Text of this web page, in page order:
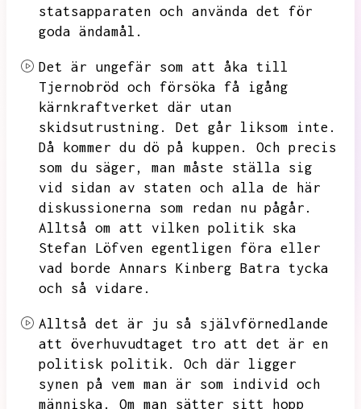
statsapparaten och använda det för
goda ändamål.
Det är ungefär som att åka till
Tjernobröd och försöka få igång
kärnkraftverket där utan
skidsutrustning.
Det går liksom inte.
Då kommer du dö på kuppen.
Och precis
som du säger,
man måste ställa sig
vid sidan av staten och alla de här
diskussionerna som redan nu pågår.
Alltså om att vilken politik ska
Stefan Löfven egentligen föra eller
vad borde Annars Kinberg Batra tycka
och så vidare.
Alltså det är ju så självförnedlande
att överhuvudtaget tro att det är en
politisk politik.
Och där ligger
synen på vem man är som individ och
människa.
Om man sätter sitt hopp